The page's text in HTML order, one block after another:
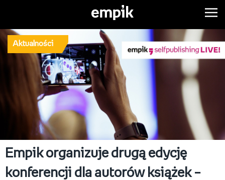
Aktualności
Empik organizuje drugą edycję
konferencji dla autorów książek –